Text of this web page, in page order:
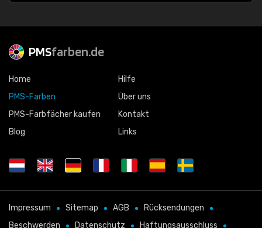
PMSfarben.de
Home
PMS-Farben
PMS-Farbfächer kaufen
Blog
Hilfe
Über uns
Kontakt
Links
Impressum Sitemap AGB
Rücksendungen
Beschwerden
Datenschutz Haftungsausschluss